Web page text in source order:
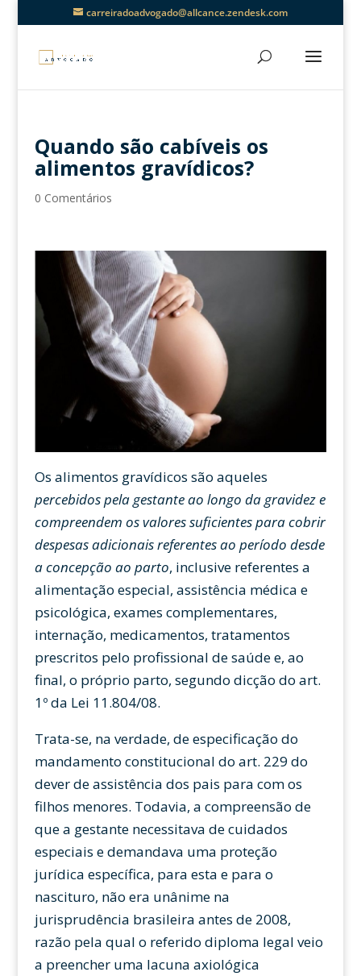
carreiradoadvogado@allcance.zendesk.com
Quando são cabíveis os
alimentos gravídicos?
0 Comentários
Os alimentos gravídicos são aqueles
percebidos pela gestante ao longo da gravidez e
compreendem os valores suficientes para cobrir
despesas adicionais referentes ao período desde
a concepção ao parto, inclusive referentes a
alimentação especial, assistência médica e
psicológica, exames complementares,
internação, medicamentos, tratamentos
prescritos pelo profissional de saúde e, ao
final, o próprio parto, segundo dicção do art.
1º da Lei 11.804/08.
Trata-se, na verdade, de especificação do
mandamento constitucional do art. 229 do
dever de assistência dos pais para com os
filhos menores. Todavia, a compreensão de
que a gestante necessitava de cuidados
especiais e demandava uma proteção
jurídica específica, para esta e para o
nascituro, não era unânime na
jurisprudência brasileira antes de 2008,
razão pela qual o referido diploma legal veio
a preencher uma lacuna axiológica